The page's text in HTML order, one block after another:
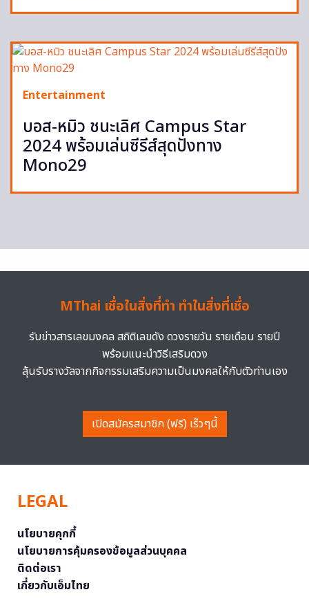
Entertainment
บอส-หมิว ชนะเลิศ Campus Star
2024 พร้อมเล่นซีรีส์สุดปังทาง
Mono29
MThai เชื่อในสิ่งที่ทำ ทำในสิ่งที่เชื่อ
รับข่าวสารเลขมงคล สถิติเลขดัง ดวงรายวัน รายเดือน รายปี
พร้อมแนะนำวิธีเสริมดวง
ลุ้นรับรางวัลจากกิจกรรมเสริมความเป็นมงคลให้กับตัวท่านเอง
เปิดสมัครสมาชิก (ฟรี) เร็วๆนี้
LEGAL
นโยบายคุกกี้
นโยบายการคุ้มครองข้อมูลส่วนบุคคล
ติดต่อเรา
เกี่ยวกับเอ็มไทย